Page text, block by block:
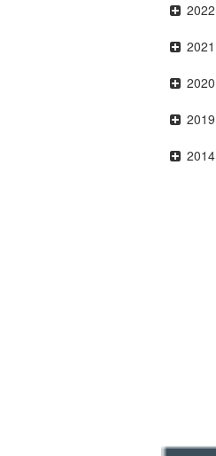
2022
2021
2020
2019
2014